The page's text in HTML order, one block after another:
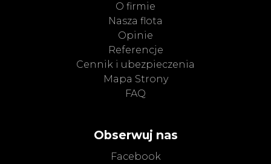
O firmie
Nasza flota
Opinie
Referencje
Cennik i ubezpieczenia
Mapa Strony
FAQ
Obserwuj nas
Facebook